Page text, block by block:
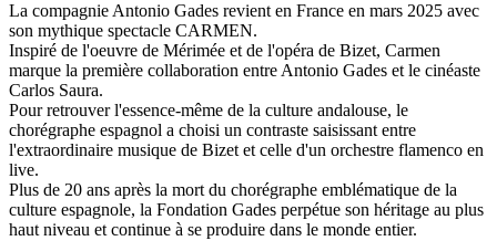
La compagnie Antonio Gades revient en France en mars 2025 avec
son mythique spectacle CARMEN.
Inspiré de l'oeuvre de Mérimée et de l'opéra de Bizet, Carmen
marque la première collaboration entre Antonio Gades et le cinéaste
Carlos Saura.
Pour retrouver l'essence-même de la culture andalouse, le
chorégraphe espagnol a choisi un contraste saisissant entre
l'extraordinaire musique de Bizet et celle d'un orchestre flamenco en
live.
Plus de 20 ans après la mort du chorégraphe emblématique de la
culture espagnole, la Fondation Gades perpétue son héritage au plus
haut niveau et continue à se produire dans le monde entier.